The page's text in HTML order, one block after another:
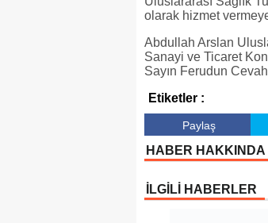
olarak hizmet
Abdullah Arslan
Sanayi ve Ticaret
Sayın Ferudun
Etiketler :
Paylaş
HABER
İLGİLİ HABERLER